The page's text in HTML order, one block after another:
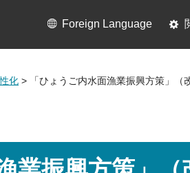
Foreign Language
化 > 「ひょうご内水面漁業振興方策」（